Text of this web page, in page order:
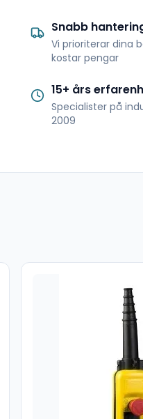
Snabb
Vi prioriterar dina
kostar pengar
15+ års
Specialister på
2009